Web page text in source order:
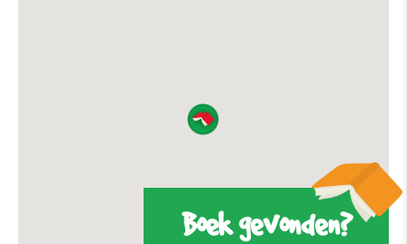
Boek gevonden?